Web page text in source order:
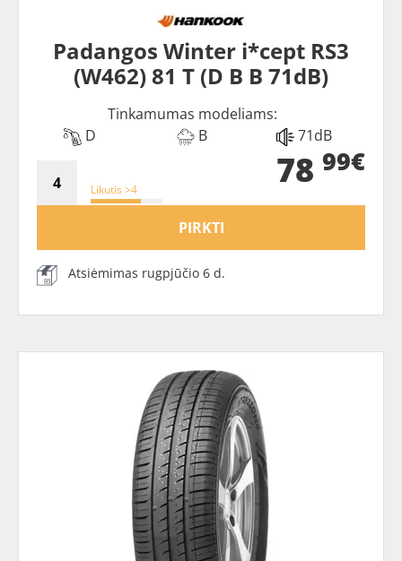
Padangos Winter i*cept RS3
(W462) 81 T (D B B 71dB)
Tinkamumas modeliams:
D
B 71dB
Likutis >4 78 99€
PIRKTI
Atsiėmimas rugpjūčio 6 d.